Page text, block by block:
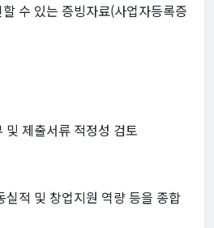
수 있는 증빙자료(사업자등록증
및 제출서류 적정성 검토
실적 및 창업지원 역량 등을 종합